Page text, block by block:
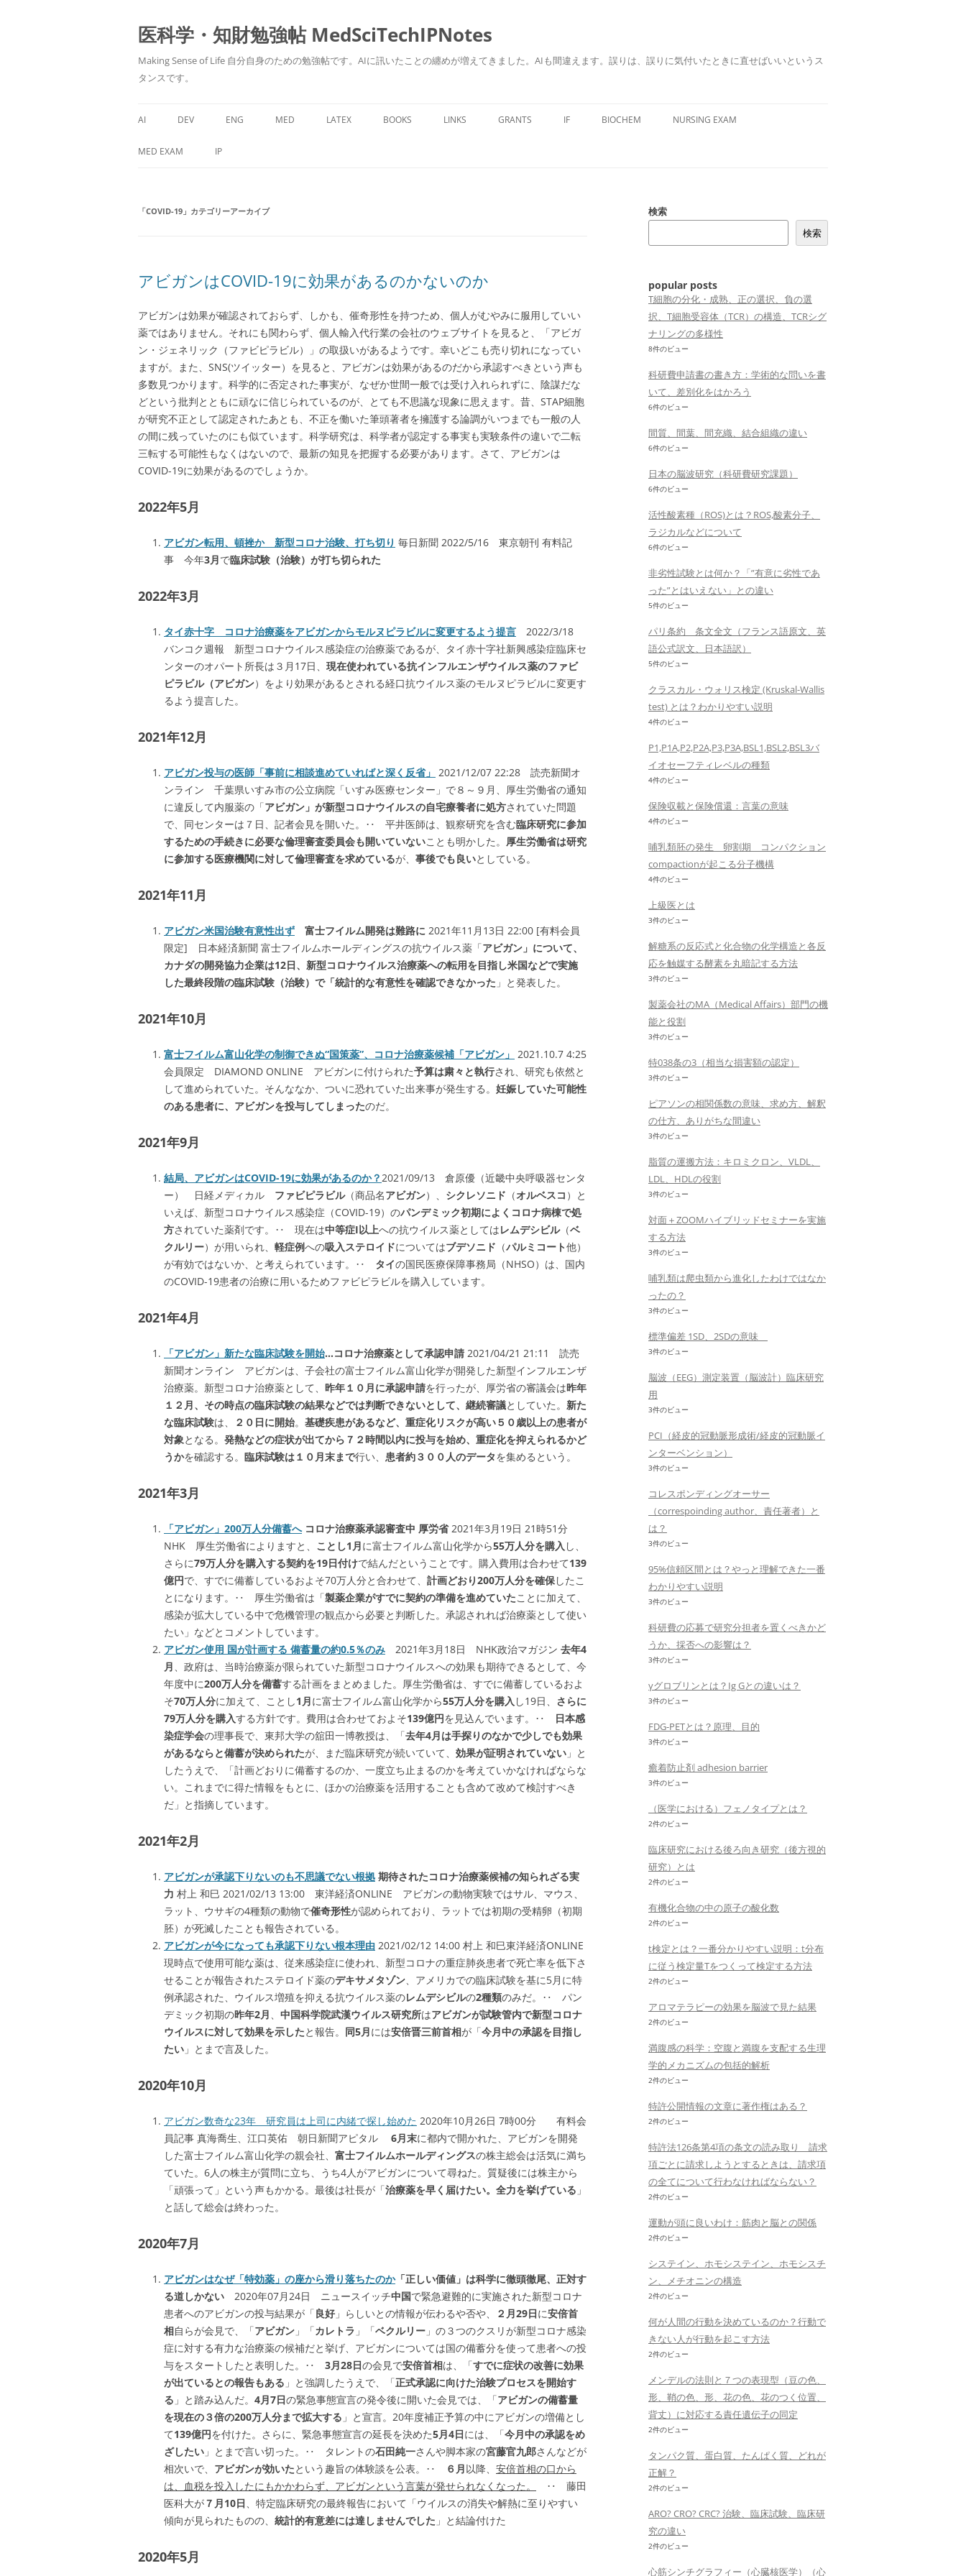
医科学・知財勉強帖 MedSciTechIPNotes
Making Sense of Life 自分自身のための勉強帖です。AIに訊いたことの纏めが増えてきました。AIも間違えます。誤りは、誤りに気付いたときに直せばいいというス
タンスです。
AI DEV ENG MED LATEX BOOKS LINKS GRANTS IF BIOCHEM NURSING EXAM
MED EXAM IP
「COVID-19 」カテゴリーアーカイブ
アビガンはCOVID-19に効果があるのかないのか
アビガンは効果が確認されておらず、しかも、催奇形性を持つため、個人がむやみに服用していい
薬ではありません。それにも関わらず、個人輸入代行業の会社のウェブサイトを見ると、「アビガ
ン・ジェネリック（ファビピラビル）」の取扱いがあるようです。幸いどこも売り切れになってい
ますが。また、SNS(ツイッター）を見ると、アビガンは効果があるのだから承認すべきという声も
多数見つかります。科学的に否定された事実が、なぜか世間一般では受け入れられずに、陰謀だな
どという批判とともに頑なに信じられているのが、とても不思議な現象に思えます。昔、STAP細胞
が研究不正として認定されたあとも、不正を働いた筆頭著者を擁護する論調がいつまでも一般の人
の間に残っていたのにも似ています。科学研究は、科学者が認定する事実も実験条件の違いで二転
三転する可能性もなくはないので、最新の知見を把握する必要があります。さて、アビガンは
COVID-19に効果があるのでしょうか。
2022年5月
アビガン転用、頓挫か 新型コロナ治験、打ち切り 毎日新聞 2022/5/16 東京朝刊 有料記
事 今年3月で臨床試験（治験）が打ち切られた
2022年3月
タイ赤十字 コロナ治療薬をアビガンからモルヌピラビルに変更するよう提言 2022/3/18
バンコク週報 新型コロナウイルス感染症の治療薬であるが、タイ赤十字社新興感染症臨床セ
ンターのオパート所長は３月17日、 現在使われている抗インフルエンザウイルス薬のファビ
ピラビル（アビガン）をより効果があるとされる経口抗ウイルス薬のモルヌピラビルに変更す
るよう提言した。
2021年12月
アビガン投与の医師「事前に相談進めていればと深く反省」 2021/12/07 22:28 読売新聞オ
ンライン 千葉県いすみ市の公立病院「いすみ医療センター」で８～９月、厚生労働省の通知
に違反して内服薬の「アビガン」が新型コロナウイルスの自宅療養者に処方されていた問題
で、同センターは７日、記者会見を開いた。‥ 平井医師は、観察研究を含む臨床研究に参加
するための手続きに必要な倫理審査委員会も開いていないことも明かした。 厚生労働省は研究
に参加する医療機関に対して倫理審査を求めているが、 事後でも良いとしている。
2021年11月
アビガン米国治験有意性出ず 富士フイルム開発は難路に 2021年11月13日 22:00 [有料会員
限定] 日本経済新聞 富士フイルムホールディングスの抗ウイルス薬「アビガン」について、
カナダの開発協力企業は12日、新型コロナウイルス治療薬への転用を目指し米国などで実施
した最終段階の臨床試験（治験）で「統計的な有意性を確認できなかった 」と発表した。
2021年10月
富士フイルム富山化学の制御できぬ“国策薬”、コロナ治療薬候補「アビガン」 2021.10.7 4:25
会員限定 DIAMOND ONLINE アビガンに付けられた予算は粛々と執行され、研究も依然と
して進められていた。そんななか、ついに恐れていた出来事が発生する。 妊娠していた可能性
のある患者に、アビガンを投与してしまったのだ。
2021年9月
結局、アビガンはCOVID-19に効果があるのか？2021/09/13 倉原優（近畿中央呼吸器センタ
ー） 日経メディカル ファビピラビル（商品名アビガン）、 シクレソニド （オルベスコ ）と
いえば、新型コロナウイルス感染症（COVID-19）のパンデミック初期によくコロナ病棟で処
方されていた薬剤です。‥ 現在は中等症I以上への抗ウイルス薬としてはレムデシビル（ベ
クルリー）が用いられ、 軽症例への吸入ステロイドについてはブデソニド （パルミコート他）
が有効ではないか、と考えられています。‥ タイの国民医療保障事務局（NHSO）は、国内
のCOVID-19患者の治療に用いるためファビピラビルを購入しています。
2021年4月
「アビガン」新たな臨床試験を開始…コロナ治療薬として承認申請 2021/04/21 21:11 読売
新聞オンライン アビガンは、子会社の富士フイルム富山化学が開発した新型インフルエンザ
治療薬。新型コロナ治療薬として、 昨年１０月に承認申請を行ったが、厚労省の審議会は昨年
１２月、その時点の臨床試験の結果などでは判断できないとして、継続審議としていた。 新た
な臨床試験は、 ２０日に開始。 基礎疾患があるなど、重症化リスクが高い５０歳以上の患者が
対象となる。 発熱などの症状が出てから７２時間以内に投与を始め、重症化を抑えられるかど
うかを確認する。 臨床試験は１０月末まで行い、 患者約３００人のデータを集めるという。
2021年3月
「アビガン」200万人分備蓄へコロナ治療薬承認審査中 厚労省2021年3月19日 21時51分
NHK 厚生労働省によりますと、 ことし1月に富士フイルム富山化学から55万人分を購入 し、
さらに79万人分を購入する契約を19日付けで結んだということです。購入費用は合わせて139
億円で、すでに備蓄しているおよそ70万人分と合わせて、 計画どおり200万人分を確保したこ
とになります。‥ 厚生労働省は「製薬企業がすでに契約の準備を進めていたことに加えて、
感染が拡大している中で危機管理の観点から必要と判断した。承認されれば治療薬として使い
たい」などとコメントしています。
アビガン使用 国が計画する 備蓄量の約0.5％のみ 2021年3月18日 NHK政治マガジン 去年4
月、政府は、当時治療薬が限られていた新型コロナウイルスへの効果も期待できるとして、今
年度中に200万人分を備蓄する計画をまとめました。厚生労働省は、すでに備蓄しているおよ
そ70万人分に加えて、ことし1月に富士フイルム富山化学から55万人分を購入 し19日、 さらに
79万人分を購入する方針です。費用は合わせておよそ139億円を見込んでいます。‥
日本感
染症学会の理事長で、東邦大学の舘田一博教授は、「去年4月は手探りのなかで少しでも効果
があるならと備蓄が決められたが、まだ臨床研究が続いていて、 効果が証明されていない 」と
したうえで、「計画どおりに備蓄するのか、一度立ち止まるのかを考えていかなければならな
い。これまでに得た情報をもとに、ほかの治療薬を活用することも含めて改めて検討すべき
だ」と指摘しています。
2021年2月
アビガンが承認下りないのも不思議でない根拠 期待されたコロナ治療薬候補の知られざる実
力 村上 和巳 2021/02/13 13:00 東洋経済ONLINE アビガンの動物実験ではサル、マウス、
ラット、ウサギの4種類の動物で催奇形性が認められており、ラットでは初期の受精卵（初期
胚）が死滅したことも報告されている。
アビガンが今になっても承認下りない根本理由 2021/02/12 14:00 村上 和巳東洋経済ONLINE
現時点で使用可能な薬は、従来感染症に使われ、新型コロナの重症肺炎患者で死亡率を低下さ
せることが報告されたステロイド薬のデキサメタゾン、アメリカでの臨床試験を基に5月に特
例承認された、ウイルス増殖を抑える抗ウイルス薬のレムデシビルの2種類のみだ。‥ パン
デミック初期の昨年2月、 中国科学院武漢ウイルス研究所はアビガンが試験管内で新型コロナ
ウイルスに対して効果を示したと報告。 同5月には安倍晋三前首相が「今月中の承認を目指し
たい 」とまで言及した。
2020年10月
アビガン数奇な23年 研究員は上司に内緒で探し始めた 2020年10月26日 7時00分 有料会
員記事 真海喬生、江口英佑 朝日新聞アピタル 6月末に都内で開かれた、アビガンを開発
した富士フイルム富山化学の親会社、 富士フイルムホールディングスの株主総会は活気に満ち
ていた。6人の株主が質問に立ち、うち4人がアビガンについて尋ねた。質疑後には株主から
「頑張って」という声もかかる。最後は社長が「治療薬を早く届けたい。全力を挙げている 」
と話して総会は終わった。
2020年7月
アビガンはなぜ「特効薬」の座から滑り落ちたのか「正しい価値」は科学に徹頭徹尾、正対す
る道しかない 2020年07月24日 ニュースイッチ中国で緊急避難的に実施された新型コロナ
患者へのアビガンの投与結果が「良好 」らしいとの情報が伝わるや否や、 ２月29日に安倍首
相自らが会見で、「アビガン 」「カレトラ 」「ベクルリー 」の３つのクスリが新型コロナ感染
症に対する有力な治療薬の候補だと挙げ、アビガンについては国の備蓄分を使って患者への投
与をスタートしたと表明した。‥ 3月28日の会見で安倍首相は、「すでに症状の改善に効果
が出ているとの報告もある 」と強調したうえで、「正式承認に向けた治験プロセスを開始す
る 」と踏み込んだ。 4月7日の緊急事態宣言の発令後に開いた会見では、「アビガンの備蓄量
を現在の３倍の200万人分まで拡大する 」と宣言。20年度補正予算の中にアビガンの増備とし
て139億円を付けた。さらに、緊急事態宣言の延長を決めた5月4日には、「今月中の承認をめ
ざしたい 」とまで言い切った。‥ タレントの石田純一さんや脚本家の宮藤官九郎さんなどが
相次いで、 アビガンが効いたという趣旨の体験談を公表。‥ ６月以降、 安倍首相の口から
は、血税を投入したにもかかわらず、アビガンという言葉が発せられなくなった。
‥ 藤田
医科大が７月10日、特定臨床研究の最終報告において「ウイルスの消失や解熱に至りやすい
傾向が見られたものの、 統計的有意差には達しませんでした 」と結論付けた
2020年5月
検索
検索
popular posts
T細胞の分化・成熟、正の選択、負の選
択、T細胞受容体（TCR）の構造、TCRシグ
ナリングの多様性
8件のビュー
科研費申請書の書き方：学術的な問いを書
いて、差別化をはかろう
6件のビュー
間質、間葉、間充織、結合組織の違い
6件のビュー
日本の脳波研究（科研費研究課題）
6件のビュー
活性酸素種（ROS)とは？ROS,酸素分子、
ラジカルなどについて
6件のビュー
非劣性試験とは何か？「”有意に劣性であ
った”とはいえない」との違い
5件のビュー
パリ条約 条文全文（フランス語原文、英
語公式訳文、日本語訳）
5件のビュー
クラスカル・ウォリス検定 (Kruskal-Wallis
test) とは？わかりやすい説明
4件のビュー
P1,P1A,P2,P2A,P3,P3A,BSL1,BSL2,BSL3バ
イオセーフティレベルの種類
4件のビュー
保険収載と保険償還：言葉の意味
4件のビュー
哺乳類胚の発生 卵割期 コンパクション
compactionが起こる分子機構
4件のビュー
上級医とは
3件のビュー
解糖系の反応式と化合物の化学構造と各反
応を触媒する酵素を丸暗記する方法
3件のビュー
製薬会社のMA（Medical Affairs）部門の機
能と役割
3件のビュー
特038条の3（相当な損害額の認定）
3件のビュー
ピアソンの相関係数の意味、求め方、解釈
の仕方、ありがちな間違い
3件のビュー
脂質の運搬方法：キロミクロン、VLDL、
LDL、HDLの役割
3件のビュー
対面＋ZOOMハイブリッドセミナーを実施
する方法
3件のビュー
哺乳類は爬虫類から進化したわけではなか
ったの？
3件のビュー
標準偏差 1SD、2SDの意味
3件のビュー
脳波（EEG）測定装置（脳波計）臨床研究
用
3件のビュー
PCI（経皮的冠動脈形成術/経皮的冠動脈イ
ンターベンション）
3件のビュー
コレスポンディングオーサー
（correspoinding author、責任著者）と
は？
3件のビュー
95%信頼区間とは？やっと理解できた一番
わかりやすい説明
3件のビュー
科研費の応募で研究分担者を置くべきかど
うか、採否への影響は？
3件のビュー
γグロブリンとは？Ig Gとの違いは？
3件のビュー
FDG-PETとは？原理、目的
3件のビュー
癒着防止剤 adhesion barrier
3件のビュー
（医学における）フェノタイプとは？
2件のビュー
臨床研究における後ろ向き研究（後方視的
研究）とは
2件のビュー
有機化合物の中の原子の酸化数
2件のビュー
t検定とは？一番分かりやすい説明：t分布
に従う検定量Tをつくって検定する方法
2件のビュー
アロマテラピーの効果を脳波で見た結果
2件のビュー
満腹感の科学：空腹と満腹を支配する生理
学的メカニズムの包括的解析
2件のビュー
特許公開情報の文章に著作権はある？
2件のビュー
特許法126条第4項の条文の読み取り 請求
項ごとに請求しようとするときは、請求項
の全てについて行わなければならない？
2件のビュー
運動が頭に良いわけ：筋肉と脳との関係
2件のビュー
システイン、ホモシステイン、ホモシスチ
ン、メチオニンの構造
2件のビュー
何が人間の行動を決めているのか？行動で
きない人が行動を起こす方法
2件のビュー
メンデルの法則と７つの表現型（豆の色、
形、鞘の色、形、花の色、花のつく位置、
背丈）に対応する責任遺伝子の同定
2件のビュー
タンパク質、蛋白質、たんぱく質、どれが
正解？
2件のビュー
ARO? CRO? CRC? 治験、臨床試験、臨床研
究の違い
2件のビュー
心筋シンチグラフィー（心臓核医学）（心